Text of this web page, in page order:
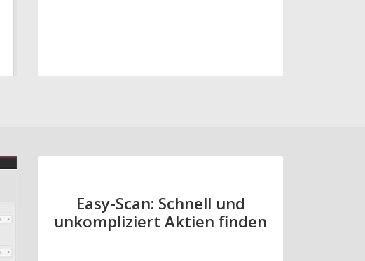
Easy-Scan: Schnell und
unkompliziert Aktien finden